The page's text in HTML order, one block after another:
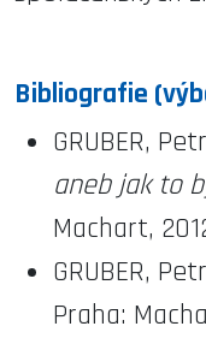
Bibliografie
GRUBER,
aneb jak to
Machart,
GRUBER,
Praha: